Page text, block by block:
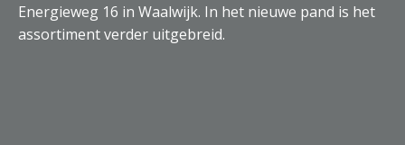
Energieweg 16 in Waalwijk. In het nieuwe pand is het
assortiment verder uitgebreid.